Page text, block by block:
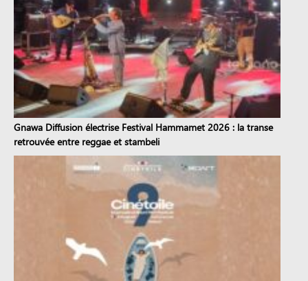
Gnawa Diffusion électrise Festival Hammamet 2026 : la transe
retrouvée entre reggae et stambeli